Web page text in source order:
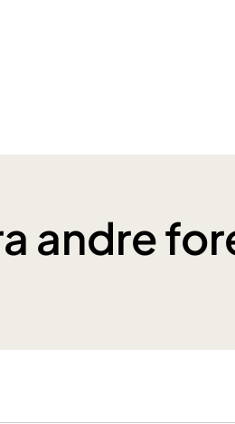
andre